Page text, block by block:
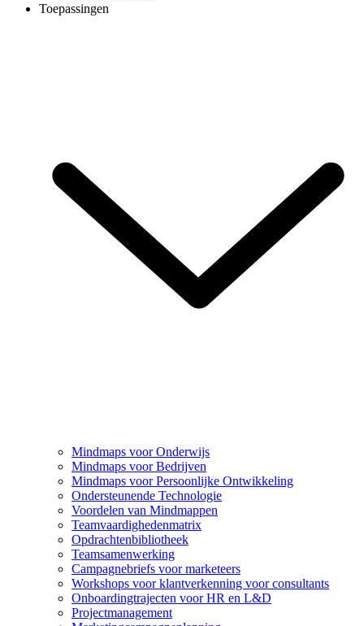
Toepassingen
Mindmaps voor Onderwijs
Mindmaps voor Bedrijven
Mindmaps voor Persoonlijke Ontwikkeling
Ondersteunende Technologie
Voordelen van Mindmappen
Teamvaardighedenmatrix
Opdrachtenbibliotheek
Teamsamenwerking
Campagnebriefs voor marketeers
Workshops voor klantverkenning voor consultants
Onboardingtrajecten voor HR en L&D
Projectmanagement